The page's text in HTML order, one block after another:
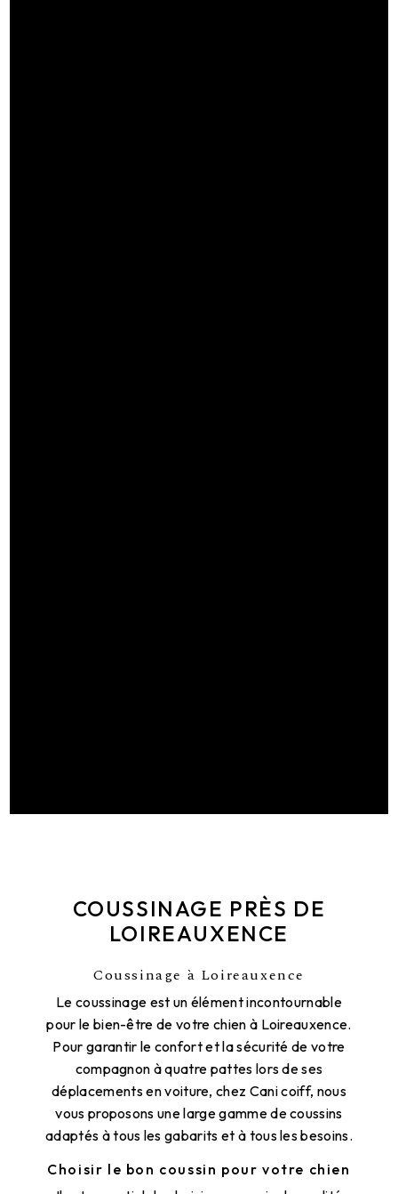
COUSSINAGE PRÈS DE
LOIREAUXENCE
Coussinage à Loireauxence
Le coussinage est un élément incontournable
pour le bien-être de votre chien à Loireauxence.
Pour garantir le confort et la sécurité de votre
compagnon à quatre pattes lors de ses
déplacements en voiture, chez Cani coiff, nous
vous proposons une large gamme de coussins
adaptés à tous les gabarits et à tous les besoins.
Choisir le bon coussin pour votre chien